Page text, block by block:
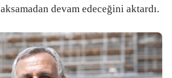
devam edeceğini aktardı.